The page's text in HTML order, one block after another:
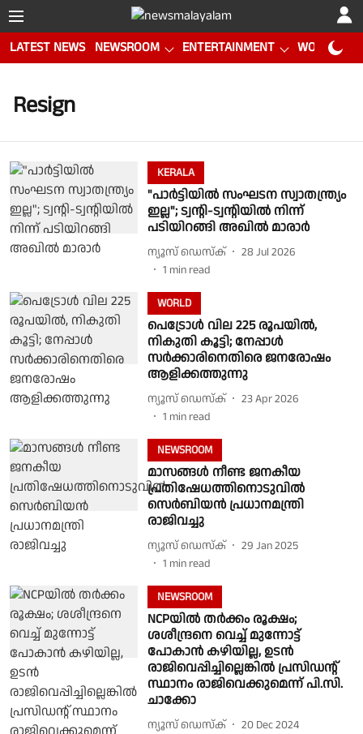
LATEST NEWS NEWSROOM ENTERTAINMENT WORLD CUP
Resign
KERALA
"പാർട്ടിയിൽ സംഘടന സ്വാതന്ത്ര്യം
ഇല്ല"; ട്വൻ്റി-ട്വൻ്റിയിൽ നിന്ന്
പടിയിറങ്ങി അഖിൽ മാരാർ
ന്യൂസ് ഡെസ്ക്
28 Jul 2026
1 min read
WORLD
പെട്രോൾ വില 225 രൂപയിൽ,
നികുതി കൂട്ടി; നേപ്പാൾ
സർക്കാരിനെതിരെ ജനരോഷം
ആളിക്കത്തുന്നു
ന്യൂസ് ഡെസ്ക്
23 Apr 2026
1 min read
NEWSROOM
മാസങ്ങൾ നീണ്ട ജനകീയ
പ്രതിഷേധത്തിനൊടുവിൽ
സെർബിയൻ പ്രധാനമന്ത്രി
രാജിവച്ചു
ന്യൂസ് ഡെസ്ക്
29 Jan 2025
1 min read
NEWSROOM
NCPയിൽ തര്‍ക്കം രൂക്ഷം;
ശശീന്ദ്രനെ വെച്ച് മുന്നോട്ട്
പോകാന്‍ കഴിയില്ല, ഉടന്‍
രാജിവെപ്പിച്ചില്ലെങ്കില്‍ പ്രസിഡന്റ്
സ്ഥാനം രാജിവെക്കുമെന്ന് പി.സി.
ചാക്കോ
ന്യൂസ് ഡെസ്ക്
20 Dec 2024